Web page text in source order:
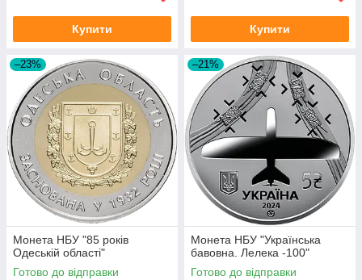
Купити Купити
–23%
Монета НБУ "85 років
Одеській області"
Готово до відправки
–21%
Монета НБУ "Українська
бавовна. Лелека -100"
Готово до відправки